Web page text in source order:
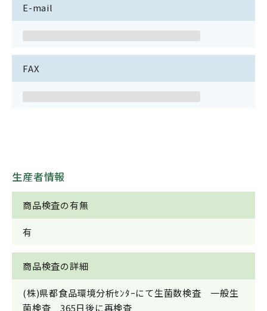
E-mail
FAX
生産者情報
商品検査の有無
有
商品検査の詳細
(株)県都食品環境分析ｾﾝﾀｰにて生菌数検査 一般生
菌検査 365日後に再検査